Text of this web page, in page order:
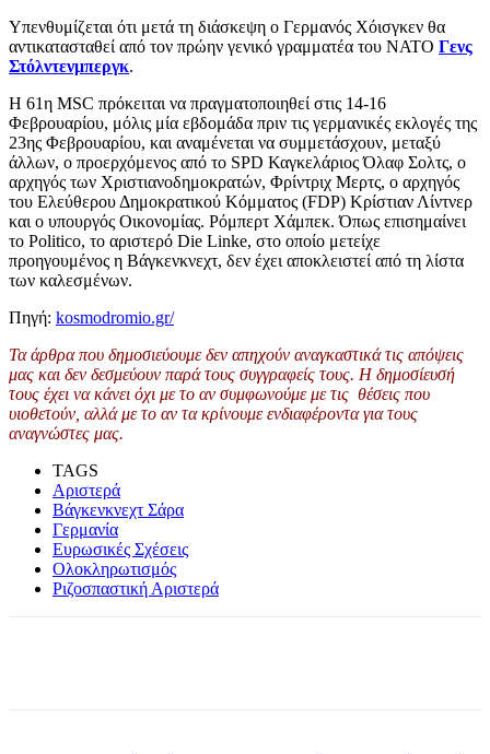
Υπενθυμίζεται ότι μετά τη διάσκεψη ο Γερμανός Χόισγκεν θα
αντικατασταθεί από τον πρώην γενικό γραμματέα του ΝΑΤΟ Γενς
Στόλντενμπεργκ.
Η 61η MSC πρόκειται να πραγματοποιηθεί στις 14-16
Φεβρουαρίου, μόλις μία εβδομάδα πριν τις γερμανικές εκλογές της
23ης Φεβρουαρίου, και αναμένεται να συμμετάσχουν, μεταξύ
άλλων, ο προερχόμενος από το SPD Καγκελάριος Όλαφ Σολτς, ο
αρχηγός των Χριστιανοδημοκρατών, Φρίντριχ Μερτς, ο αρχηγός
του Ελεύθερου Δημοκρατικού Κόμματος (FDP) Κρίστιαν Λίντνερ
και ο υπουργός Οικονομίας. Ρόμπερτ Χάμπεκ. Όπως επισημαίνει
το Politico, το αριστερό Die Linke, στο οποίο μετείχε
προηγουμένος η Βάγκενκνεχτ, δεν έχει αποκλειστεί από τη λίστα
των καλεσμένων.
Πηγή: kosmodromio.gr/
Τα άρθρα που δημοσιεύουμε δεν απηχούν αναγκαστικά τις απόψεις
μας και δεν δεσμεύουν παρά τους συγγραφείς τους. Η δημοσίευσή
τους έχει να κάνει όχι με το αν συμφωνούμε με τις θέσεις που
υιοθετούν, αλλά με το αν τα κρίνουμε ενδιαφέροντα για τους
αναγνώστες μας.
TAGS
Αριστερά
Βάγκενκνεχτ Σάρα
Γερμανία
Ευρωσικές Σχέσεις
Ολοκληρωτισμός
Ριζοσπαστική Αριστερά